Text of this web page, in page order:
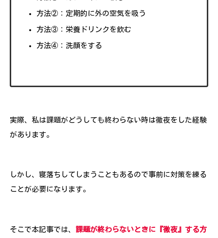
方法②：定期的に外の空気を吸う
方法③：栄養ドリンクを飲む
方法④：洗顔をする
実際、私は課題がどうしても終わらない時は徹夜をした経験
があります。
しかし、寝落ちしてしまうこともあるので事前に対策を練る
ことが必要になります。
そこで本記事では、 課題が終わらないときに『徹夜』する方